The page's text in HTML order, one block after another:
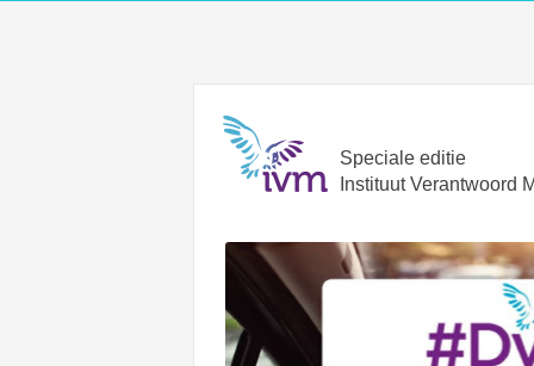
Speciale editie
Instituut Verantwoord